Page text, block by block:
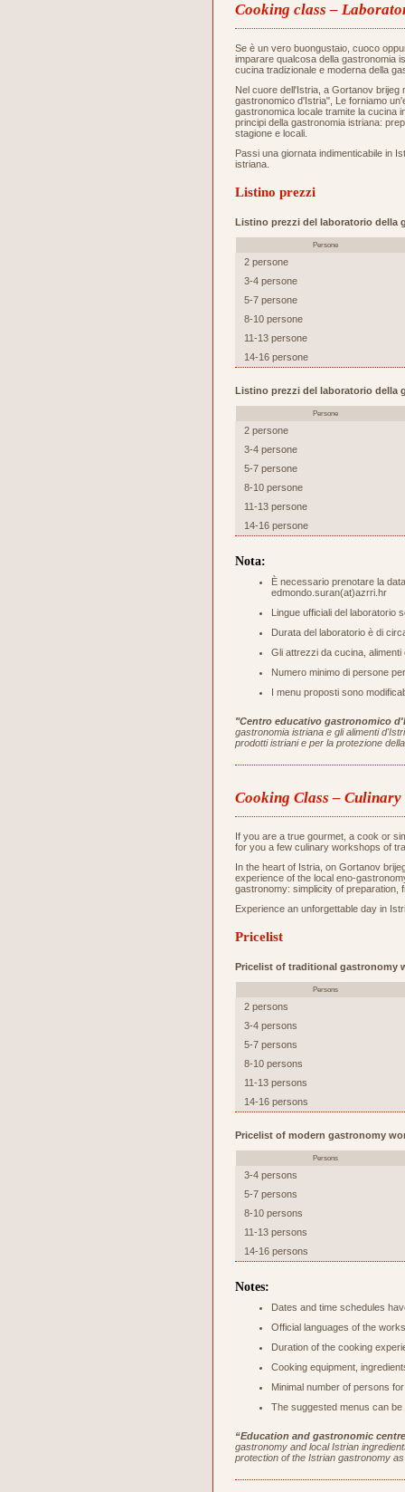
Cooking class –
Se è un vero buongustaio, cuoco
imparare qualcosa della gastronomia
cucina tradizionale e moderna della
Nel cuore dell'Istria, a Gortanov
gastronomico d'Istria", Le forniamo
gastronomica locale tramite la cucina
principi della gastronomia istriana:
stagione e locali.
Passi una giornata indimenticabile in
istriana.
Listino prezzi
Listino prezzi del laboratorio della
Persone
2 persone
3-4 persone
5-7 persone
8-10 persone
11-13 persone
14-16 persone
Listino prezzi del laboratorio della
Persone
2 persone
3-4 persone
5-7 persone
8-10 persone
11-13 persone
14-16 persone
Nota:
È necessario prenotare la
edmondo.suran(at)azrri.hr
Lingue ufficiali del laboratorio
Durata del laboratorio è di
Gli attrezzi da cucina,
Numero minimo di persone
I menu proposti sono
"Centro educativo gastronomico
gastronomia istriana e gli alimenti
prodotti istriani e per la protezione
Cooking Class – Culinary
If you are a true gourmet, a cook or
for you a few culinary workshops of
In the heart of Istria, on Gortanov
experience of the local eno-
gastronomy: simplicity of preparation,
Experience an unforgettable day in
Pricelist
Pricelist of traditional gastronomy
Persons
2 persons
3-4 persons
5-7 persons
8-10 persons
11-13 persons
14-16 persons
Pricelist of modern gastronomy
Persons
3-4 persons
5-7 persons
8-10 persons
11-13 persons
14-16 persons
Notes:
Dates and time schedules
Official languages of the
Duration of the cooking
Cooking equipment,
Minimal number of persons
The suggested menus can
“Education and gastronomic
gastronomy and local Istrian
protection of the Istrian gastronomy